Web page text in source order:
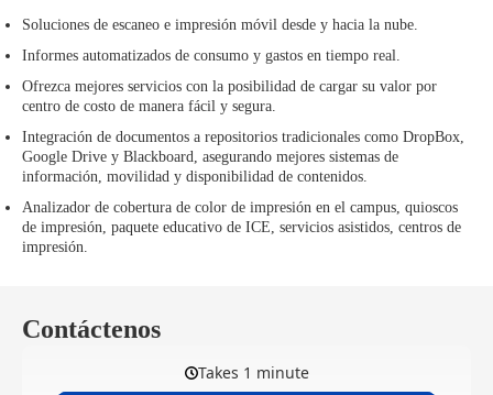
Soluciones de escaneo e impresión móvil desde y hacia la nube.
Informes automatizados de consumo y gastos en tiempo real.
Ofrezca mejores servicios con la posibilidad de cargar su valor por
centro de costo de manera fácil y segura.
Integración de documentos a repositorios tradicionales como DropBox,
Google Drive y Blackboard, asegurando mejores sistemas de
información, movilidad y disponibilidad de contenidos.
Analizador de cobertura de color de impresión en el campus, quioscos
de impresión, paquete educativo de ICE, servicios asistidos, centros de
impresión.
Contáctenos